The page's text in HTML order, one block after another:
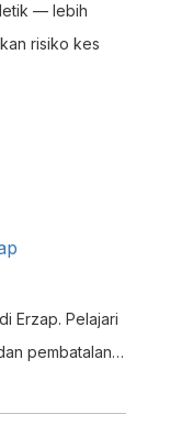
— lebih
risiko kes
Erzap. Pelajari
pembatalan